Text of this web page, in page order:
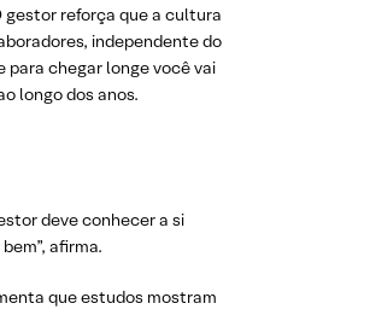
gestor reforça que a cultura
independente do
para chegar longe você vai
longo dos anos.
deve conhecer a si
afirma.
que estudos mostram